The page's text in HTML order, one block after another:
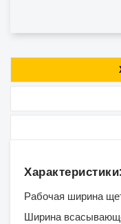
Рабочая ширина
Ширина